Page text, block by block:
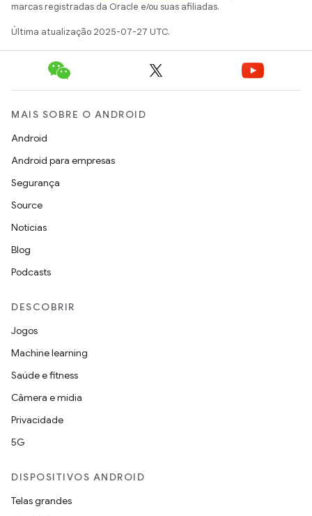
marcas registradas da Oracle e/ou suas afiliadas.
Última atualização 2025-07-27 UTC.
MAIS SOBRE O ANDROID
Android
Android para empresas
Segurança
Source
Notícias
Blog
Podcasts
DESCOBRIR
Jogos
Machine learning
Saúde e fitness
Câmera e mídia
Privacidade
5G
DISPOSITIVOS ANDROID
Telas grandes